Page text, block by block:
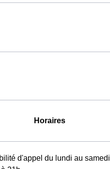
Horaires
d'appel du lundi au samedi